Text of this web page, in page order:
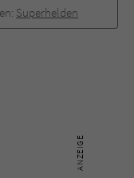
Superhelden